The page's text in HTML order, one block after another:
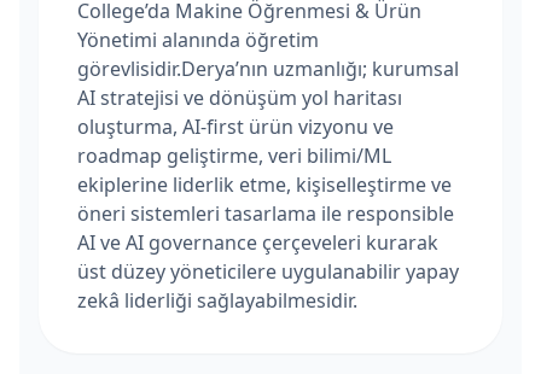
College’da Makine Öğrenmesi & Ürün
Yönetimi alanında öğretim
görevlisidir.Derya’nın uzmanlığı; kurumsal
AI stratejisi ve dönüşüm yol haritası
oluşturma, AI-first ürün vizyonu ve
roadmap geliştirme, veri bilimi/ML
ekiplerine liderlik etme, kişiselleştirme ve
öneri sistemleri tasarlama ile responsible
AI ve AI governance çerçeveleri kurarak
üst düzey yöneticilere uygulanabilir yapay
zekâ liderliği sağlayabilmesidir.